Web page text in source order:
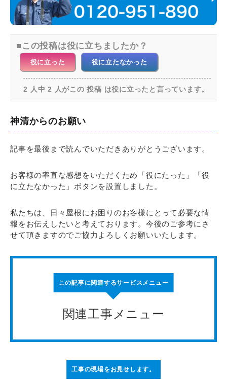
この投稿は役に立ちましたか？
役に立った 役に立たなかった
2 人中 2 人がこの 投稿 は役に立ったと言っています。
神清からのお願い
記事を最後まで読んでいただきありがとうございます。
お客様の率直な感想をいただくため「役にたった」「役
に立たなかった」ボタンを設置しました。
私たちは、日々屋根にお困りのお客様にとって必要な情
報をお伝えしたいと考えております。今後のご参考にさ
せて頂きますのでご協力よろしくお願いいたします。
この記事に関連するサービスメニュー
関連工事メニュー
工事の現場をお見せします。